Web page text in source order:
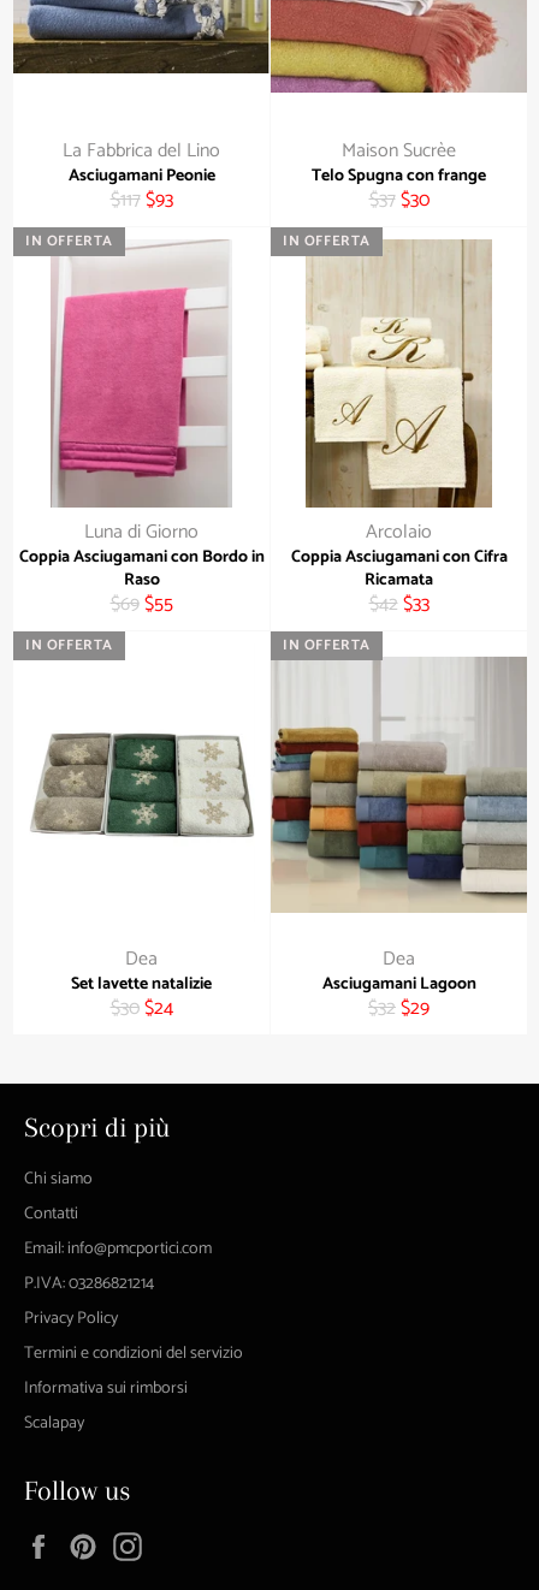
La Fabbrica del Lino
Asciugamani Peonie
Prezzo
di
listino
$117Prezzo
$93
Maison Sucrèe
Telo Spugna con frange
Prezzo
di
listino
$37Prezzo
$30
Luna di Giorno
Coppia Asciugamani con Bordo in
Raso
Prezzo
di
listino
$69Prezzo
$55
IN OFFERTA
Arcolaio
Coppia Asciugamani con Cifra
Ricamata
Prezzo
di
listino
$42Prezzo
$33
IN OFFERTA
Dea
Set lavette natalizie
Prezzo
$30Prezzo
$24
IN OFFERTA
Dea
Asciugamani Lagoon
Prezzo
$32Prezzo
$29
IN OFFERTA
Scopri di più
Chi siamo
Contatti
Email: info@pmcportici.com
P.IVA: 03286821214
Privacy Policy
Termini e condizioni del servizio
Informativa sui rimborsi
Scalapay
Follow us
FacebookPinterest